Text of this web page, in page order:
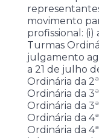
movimento
profissional: (i)
Turmas
julgamento
a 21 de julho
Ordinária da
Ordinária da
Ordinária da
Ordinária da
Ordinária da 4ª